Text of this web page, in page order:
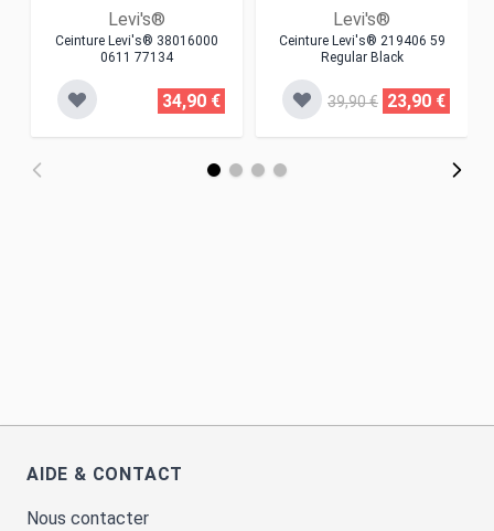
Levi's®
Ceinture Levi's® 38016000
0611 77134
34,90 €
Levi's®
Ceinture Levi's® 219406 59
Regular Black
39,90 € 23,90 €
AIDE & CONTACT
Nous contacter